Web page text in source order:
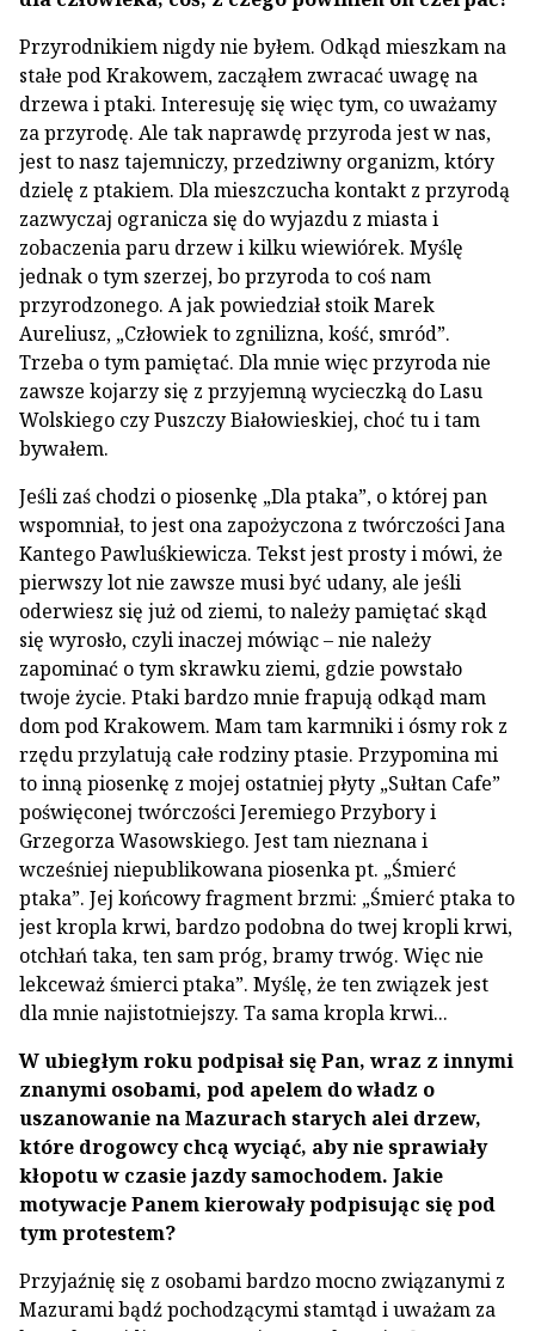
Przyrodnikiem nigdy nie byłem. Odkąd mieszkam na
stałe pod Krakowem, zacząłem zwracać uwagę na
drzewa i ptaki. Interesuję się więc tym, co uważamy
za przyrodę. Ale tak naprawdę przyroda jest w nas,
jest to nasz tajemniczy, przedziwny organizm, który
dzielę z ptakiem. Dla mieszczucha kontakt z przyrodą
zazwyczaj ogranicza się do wyjazdu z miasta i
zobaczenia paru drzew i kilku wiewiórek. Myślę
jednak o tym szerzej, bo przyroda to coś nam
przyrodzonego. A jak powiedział stoik Marek
Aureliusz, „Człowiek to zgnilizna, kość, smród”.
Trzeba o tym pamiętać. Dla mnie więc przyroda nie
zawsze kojarzy się z przyjemną wycieczką do Lasu
Wolskiego czy Puszczy Białowieskiej, choć tu i tam
bywałem.
Jeśli zaś chodzi o piosenkę „Dla ptaka”, o której pan
wspomniał, to jest ona zapożyczona z twórczości Jana
Kantego Pawluśkiewicza. Tekst jest prosty i mówi, że
pierwszy lot nie zawsze musi być udany, ale jeśli
oderwiesz się już od ziemi, to należy pamiętać skąd
się wyrosło, czyli inaczej mówiąc – nie należy
zapominać o tym skrawku ziemi, gdzie powstało
twoje życie. Ptaki bardzo mnie frapują odkąd mam
dom pod Krakowem. Mam tam karmniki i ósmy rok z
rzędu przylatują całe rodziny ptasie. Przypomina mi
to inną piosenkę z mojej ostatniej płyty „Sułtan Cafe”
poświęconej twórczości Jeremiego Przybory i
Grzegorza Wasowskiego. Jest tam nieznana i
wcześniej niepublikowana piosenka pt. „Śmierć
ptaka”. Jej końcowy fragment brzmi: „Śmierć ptaka to
jest kropla krwi, bardzo podobna do twej kropli krwi,
otchłań taka, ten sam próg, bramy trwóg. Więc nie
lekceważ śmierci ptaka”. Myślę, że ten związek jest
dla mnie najistotniejszy. Ta sama kropla krwi...
W ubiegłym roku podpisał się Pan, wraz z innymi
znanymi osobami, pod apelem do władz o
uszanowanie na Mazurach starych alei drzew,
które drogowcy chcą wyciąć, aby nie sprawiały
kłopotu w czasie jazdy samochodem. Jakie
motywacje Panem kierowały podpisując się pod
tym protestem?
Przyjaźnię się z osobami bardzo mocno związanymi z
Mazurami bądź pochodzącymi stamtąd i uważam za